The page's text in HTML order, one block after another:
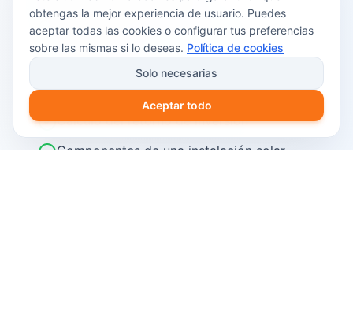
Cómo funciona el autoconsumo
fotovoltaico
Ayudas y subvenciones disponibles en
2026
Cálculo del retorno de inversión
Componentes de una instalación solar
obtengas la mejor experiencia de usuario. Puedes
aceptar todas las cookies o configurar tus preferencias
sobre las mismas si lo deseas. Política de cookies
Solo necesarias
Aceptar todo